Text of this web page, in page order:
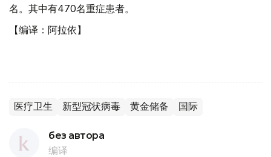
名。其中有470名重症患者。
【编译：阿拉依】
医疗卫生 新型冠状病毒 黄金储备 国际
без автора
编译